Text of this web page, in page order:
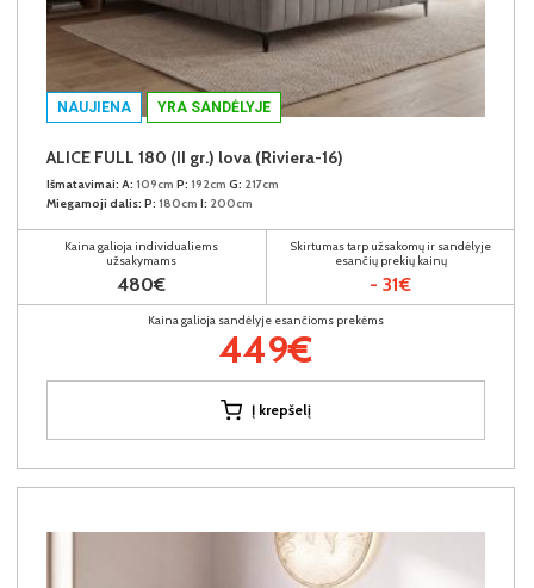
NAUJIENA YRA SANDĖLYJE
ALICE FULL 180 (II gr.) lova (Riviera-16)
Išmatavimai: A: 109cm P: 192cm G: 217cm
Miegamoji dalis: P: 180cm I: 200cm
Kaina galioja individualiems
užsakymams
480€
Skirtumas tarp užsakomų ir sandėlyje
esančių prekių kainų
- 31€
Kaina galioja sandėlyje esančioms prekėms
449€
Į krepšelį